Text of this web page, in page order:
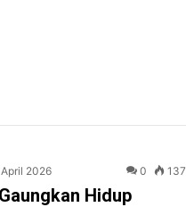
2026 0 137
Hidup